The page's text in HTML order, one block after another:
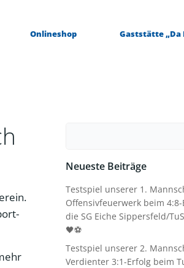
Onlineshop Gaststätte „Da
Neueste Beiträge
Testspiel unserer 1.
Offensivfeuerwerk beim
die SG Eiche Sippersfeld/
🖤⚽
Testspiel unserer 2.
Verdienter 3:1-Erfolg beim